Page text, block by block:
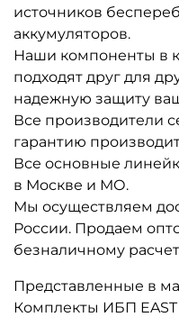
источников
аккумуляторов.
Наши компоненты в
подходят друг для
надежную защиту
Все производители
гарантию
Все основные
в Москве и МО.
Мы осуществляем
России. Продаем
безналичному
Представленные в
Комплекты ИБП